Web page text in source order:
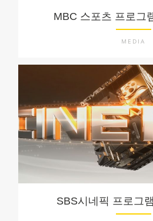
MBC 스포츠 프로그
MEDIA
SBS시네픽 프로그